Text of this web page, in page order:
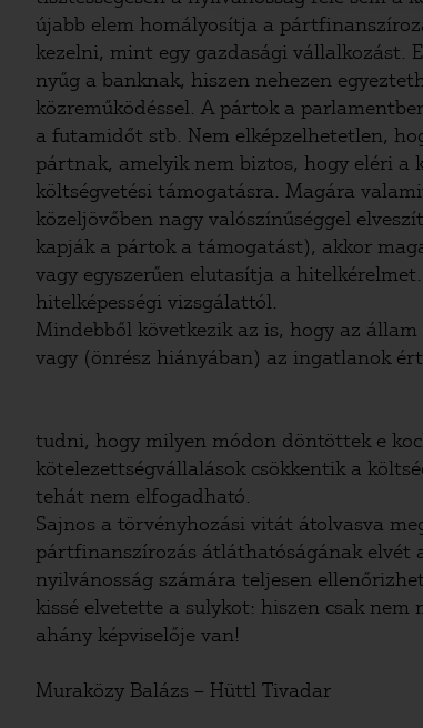
újabb elem homályosítja a
kezelni, mint egy gazdasági vállalkozást.
nyűg a banknak, hiszen nehezen
közreműködéssel. A pártok a
a futamidőt stb. Nem elképzelhetetlen,
pártnak, amelyik nem biztos, hogy eléri a
költségvetési támogatásra. Magára
közeljövőben nagy valószínűséggel
kapják a pártok a támogatást), akkor
vagy egyszerűen elutasítja a
hitelképességi vizsgálattól.
Mindebből következik az is, hogy az
vagy (önrész hiányában) az ingatlanok
tudni, hogy milyen módon döntöttek e
kötelezettségvállalások csökkentik a
tehát nem elfogadható.
Sajnos a törvényhozási vitát átolvasva
pártfinanszírozás átláthatóságának elvét
nyilvánosság számára teljesen
kissé elvetette a sulykot: hiszen csak
ahány képviselője van!
Muraközy Balázs – Hüttl Tivadar